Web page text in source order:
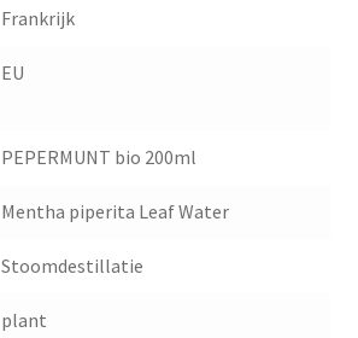
Frankrijk
EU
PEPERMUNT bio 200ml
Mentha piperita Leaf Water
Stoomdestillatie
plant